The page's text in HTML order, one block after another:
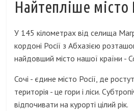
Найтепліше місто
У 145 кілометрах від селища
кордоні Росії з Абхазією
найдовший місто нашої країни -
Сочі - єдине місто Росії, де
територія - це гори і ліси.
відпочивати на курорті цілий рік.